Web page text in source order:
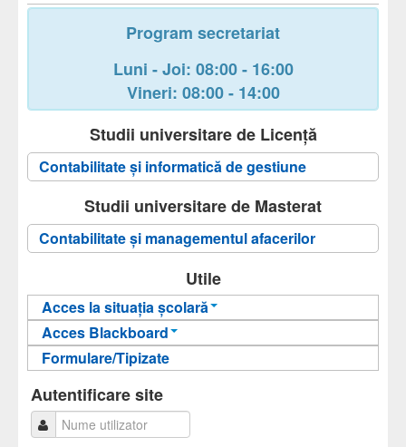
Program secretariat
Luni - Joi: 08:00 - 16:00
Vineri: 08:00 - 14:00
Studii universitare de Licență
Contabilitate și informatică de gestiune
Studii universitare de Masterat
Contabilitate şi managementul afacerilor
Utile
Acces la situația școlară
Informații pentru acces
Autentificare
Acces Blackboard
Informații pentru acces
Autentificare
Formulare/Tipizate
Autentificare site